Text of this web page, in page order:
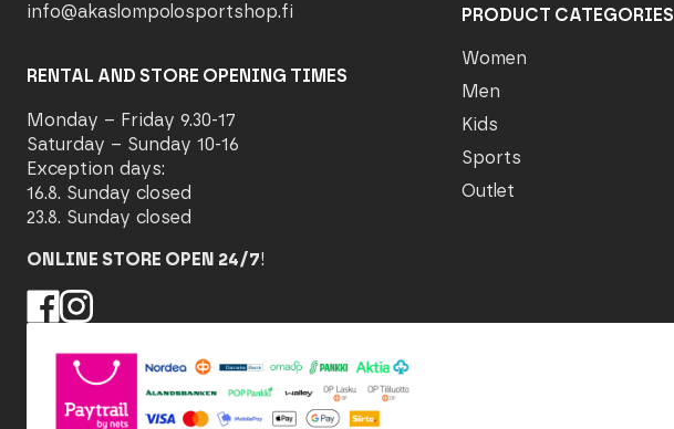
info@akaslompolosportshop.fi
RENTAL AND STORE OPENING TIMES
Monday – Friday 9.30-17
Saturday – Sunday 10-16
Exception days:
16.8. Sunday closed
23.8. Sunday closed
ONLINE STORE OPEN 24/7!
PRODUCT CATEGORIES
Women
Men
Kids
Sports
Outlet